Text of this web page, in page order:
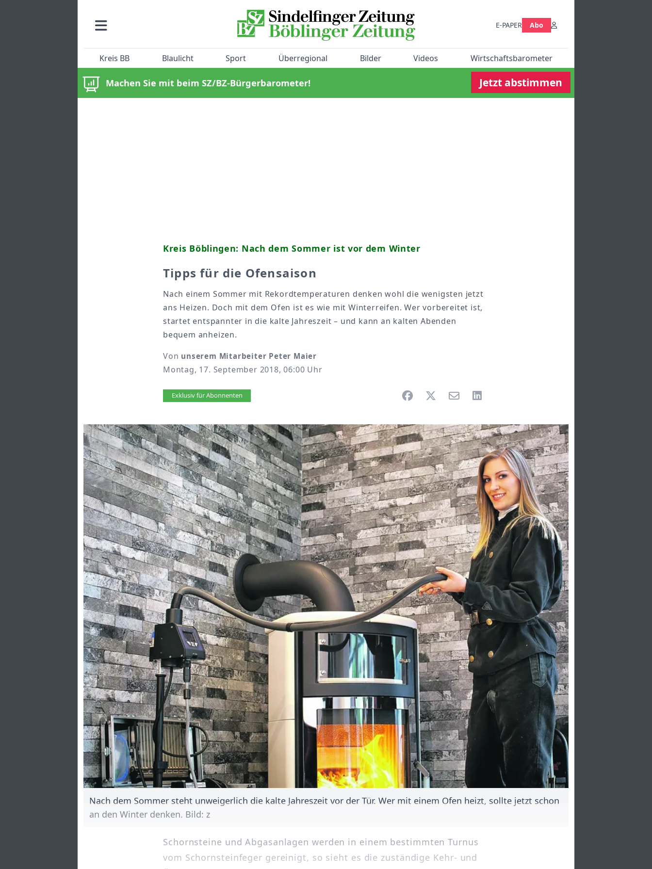
E-PAPER Abo
Kreis BB Blaulicht Sport Überregional Bilder Videos Wirtschaftsbarometer
Machen Sie mit beim SZ/BZ-Bürgerbarometer! Jetzt abstimmen
Kreis Böblingen: Nach dem Sommer ist vor dem Winter
Tipps für die Ofensaison
Nach einem Sommer mit Rekordtemperaturen denken wohl die wenigsten jetzt
ans Heizen. Doch mit dem Ofen ist es wie mit Winterreifen. Wer vorbereitet ist,
startet entspannter in die kalte Jahreszeit – und kann an kalten Abenden
bequem anheizen.
Von unserem Mitarbeiter Peter Maier
Montag, 17. September 2018, 06:00 Uhr
Artikel vorlesen
Exklusiv für Abonnenten
Nach dem Sommer steht unweigerlich die kalte Jahreszeit vor der Tür. Wer mit einem Ofen heizt, sollte jetzt schon
an den Winter denken. Bild: z
Schornsteine und Abgasanlagen werden in einem bestimmten Turnus
vom Schornsteinfeger gereinigt, so sieht es die zuständige Kehr- und